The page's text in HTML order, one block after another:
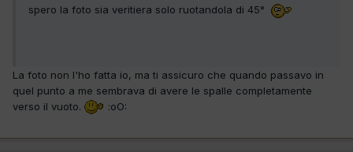
spero la foto sia veritiera solo ruotandola di 45°
La foto non l'ho fatta io, ma ti assicuro che quando passavo in
quel punto a me sembrava di avere le spalle completamente
verso il vuoto.
:oO: